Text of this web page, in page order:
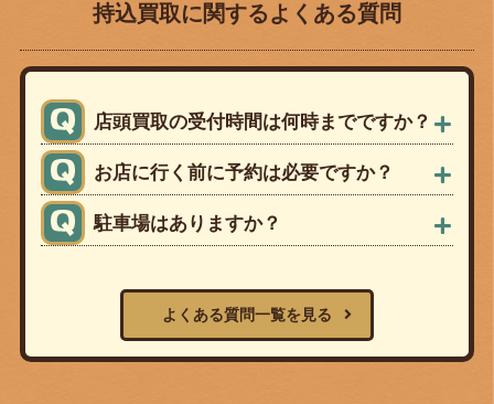
持込買取に関するよくある質問
店頭買取の受付時間は何時までですか？
お店に行く前に予約は必要ですか？
駐車場はありますか？
よくある質問一覧を見る